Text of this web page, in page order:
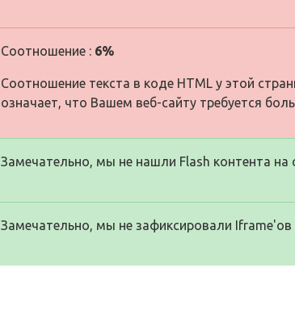
Соотношение : 6%
Соотношение текста в коде HTML у этой
означает, что Вашем веб-сайту требуется
Замечательно, мы не нашли Flash контента на
Замечательно, мы не зафиксировали Iframe'ов